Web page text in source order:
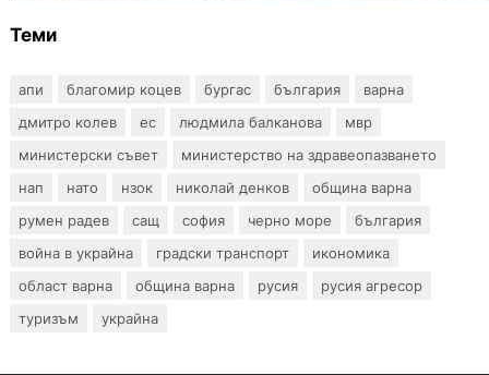
Теми
апи благомир коцев бургас българия
варна
дмитро колев
ес людмила балканова
мвр
министерски съвет
министерство на здравеопазването
нап
нато нзок николай денков
община варна
румен радев
сащ софия черно море
българия
война в украйна
градски транспорт
икономика
област варна
община варна русия
русия агресор
туризъм
украйна